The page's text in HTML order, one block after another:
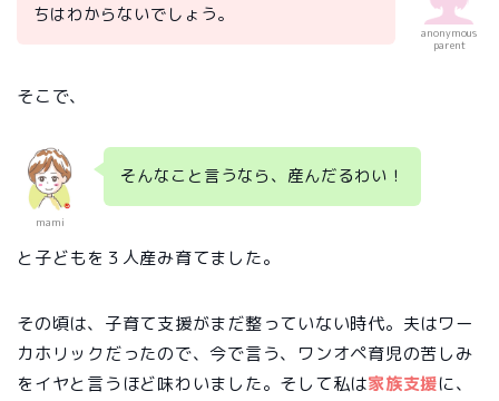
anonymous
parent
ちはわからないでしょう。
そこで、
mami
そんなこと言うなら、産んだるわい！
と子どもを３人産み育てました。
その頃は、子育て支援がまだ整っていない時代。夫はワー
カホリックだったので、今で言う、ワンオペ育児の苦しみ
をイヤと言うほど味わいました。そして私は家族支援に、